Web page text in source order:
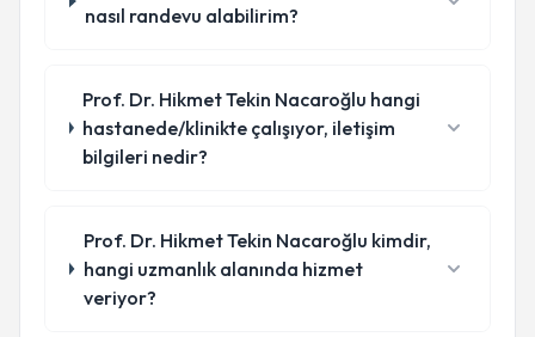
nasıl randevu alabilirim?
Prof. Dr. Hikmet Tekin Nacaroğlu hangi
hastanede/klinikte çalışıyor, iletişim
bilgileri nedir?
Prof. Dr. Hikmet Tekin Nacaroğlu kimdir,
hangi uzmanlık alanında hizmet
veriyor?